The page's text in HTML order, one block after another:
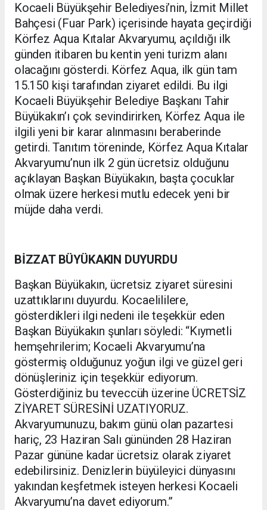
Kocaeli Büyükşehir Belediyesi’nin, İzmit Millet
Bahçesi (Fuar Park) içerisinde hayata geçirdiği
Körfez Aqua Kıtalar Akvaryumu, açıldığı ilk
günden itibaren bu kentin yeni turizm alanı
olacağını gösterdi. Körfez Aqua, ilk gün tam
15.150 kişi tarafından ziyaret edildi. Bu ilgi
Kocaeli Büyükşehir Belediye Başkanı Tahir
Büyükakın’ı çok sevindirirken, Körfez Aqua ile
ilgili yeni bir karar alınmasını beraberinde
getirdi. Tanıtım töreninde, Körfez Aqua Kıtalar
Akvaryumu’nun ilk 2 gün ücretsiz olduğunu
açıklayan Başkan Büyükakın, başta çocuklar
olmak üzere herkesi mutlu edecek yeni bir
müjde daha verdi.
BİZZAT BÜYÜKAKIN DUYURDU
Başkan Büyükakın, ücretsiz ziyaret süresini
uzattıklarını duyurdu. Kocaelililere,
gösterdikleri ilgi nedeni ile teşekkür eden
Başkan Büyükakın şunları söyledi: “Kıymetli
hemşehrilerim; Kocaeli Akvaryumu’na
göstermiş olduğunuz yoğun ilgi ve güzel geri
dönüşleriniz için teşekkür ediyorum.
Gösterdiğiniz bu teveccüh üzerine ÜCRETSİZ
ZİYARET SÜRESİNİ UZATIYORUZ.
Akvaryumunuzu, bakım günü olan pazartesi
hariç, 23 Haziran Salı gününden 28 Haziran
Pazar gününe kadar ücretsiz olarak ziyaret
edebilirsiniz. Denizlerin büyüleyici dünyasını
yakından keşfetmek isteyen herkesi Kocaeli
Akvaryumu’na davet ediyorum.”